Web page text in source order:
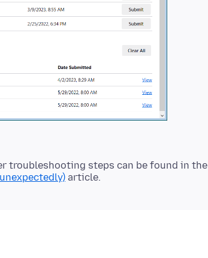
troubleshooting steps can be found in the